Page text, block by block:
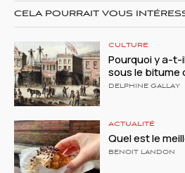
CELA POURRAIT VOUS
CULTURE
Pourquoi y a-t-
sous le bitume
DELPHINE GALLAY
ACTUALITÉ
Quel est le
BENOIT LANDON